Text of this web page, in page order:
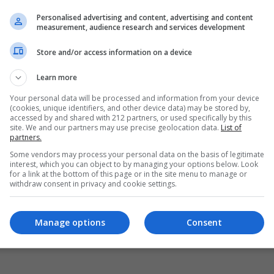
Personalised advertising and content, advertising and content
measurement, audience research and services development
Store and/or access information on a device
Learn more
Your personal data will be processed and information from your device
(cookies, unique identifiers, and other device data) may be stored by,
accessed by and shared with 212 partners, or used specifically by this
site. We and our partners may use precise geolocation data. List of
partners.
Some vendors may process your personal data on the basis of legitimate
interest, which you can object to by managing your options below. Look
for a link at the bottom of this page or in the site menu to manage or
withdraw consent in privacy and cookie settings.
Consent
Manage options